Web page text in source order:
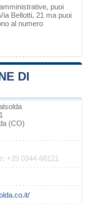
puoi
Bellotti, 21 ma puoi
al numero
DI
(CO)
+39 0344-68121